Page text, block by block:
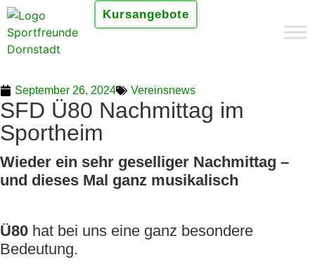
Kursangebote
September 26, 2024 Vereinsnews
SFD Ü80 Nachmittag im
Sportheim
Wieder ein sehr geselliger Nachmittag –
und dieses Mal ganz musikalisch
Ü80 hat bei uns eine ganz besondere
Bedeutung.